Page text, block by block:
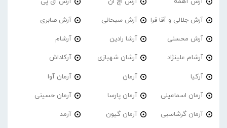
آرش جلالی و آقا فرا آرش سبحانی آرش صابری
آرش محسنی آرشا رادین آرشام
آرشام علینژاد آرشان شهبازی آرکاداش
آرکیا آرمان آرمان آوا
آرمان اسماعیلی آرمان پارسا آرمان حسینی
آرمان گرشاسبی آرمان گیون آرمد